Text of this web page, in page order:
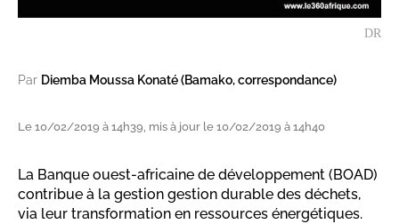
DR
Par Diemba Moussa Konaté (Bamako, correspondance)
Le 10/02/2019 à 14h39, mis à jour le 10/02/2019 à 14h40
La Banque ouest-africaine de développement (BOAD)
contribue à la gestion gestion durable des déchets,
via leur transformation en ressources énergétiques.